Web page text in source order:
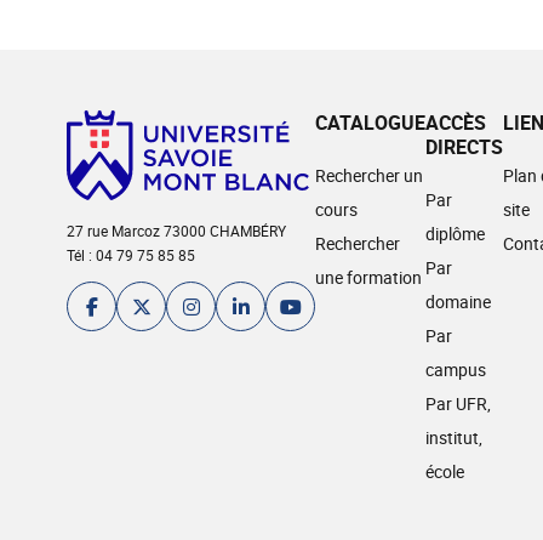
27 rue Marcoz 73000 CHAMBÉRY
Tél : 04 79 75 85 85
CATALOGUE
Rechercher un
cours
Rechercher
une formation
ACCÈS
DIRECTS
Par
diplôme
Par
domaine
Par
campus
Par UFR,
institut,
école
Plan
site